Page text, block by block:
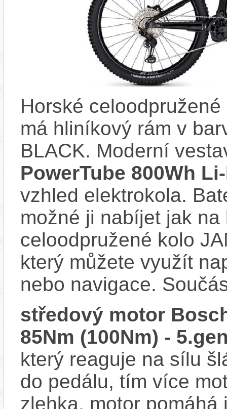
Horské
má hliníkový rám v
BLACK. Moderní
PowerTube 800Wh
vzhled elektrokola.
možné ji nabíjet jak
celoodpružené kolo
který můžete využít
nebo navigace.
středový motor
85Nm (100Nm) -
který reaguje na sílu
do pedálu, tím více
zlehka, motor